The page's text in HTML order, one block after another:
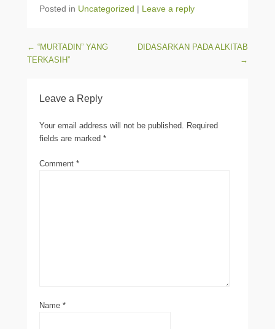
Posted in Uncategorized | Leave a reply
Post navigation
← “MURTADIN” YANG
TERKASIH”
DIDASARKAN PADA ALKITAB
→
Leave a Reply
Your email address will not be published. Required
fields are marked *
Comment *
Name *